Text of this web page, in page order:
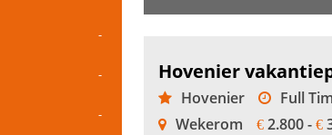
-
-
-
Hovenier
Hovenier Full
Wekerom
€2.800 - €